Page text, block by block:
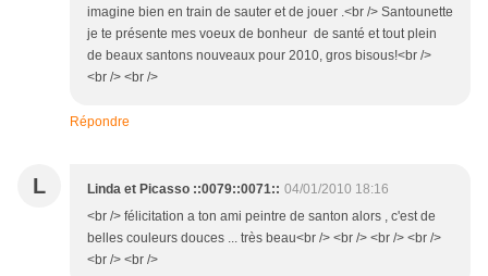
imagine bien en train de sauter et de jouer .<br /> Santounette
je te présente mes voeux de bonheur de santé et tout plein
de beaux santons nouveaux pour 2010, gros bisous!<br />
<br /> <br />
Répondre
L Linda et Picasso ::0079::0071:: 04/01/2010 18:16
<br /> félicitation a ton ami peintre de santon alors , c'est de
belles couleurs douces ... très beau<br /> <br /> <br /> <br />
<br /> <br />